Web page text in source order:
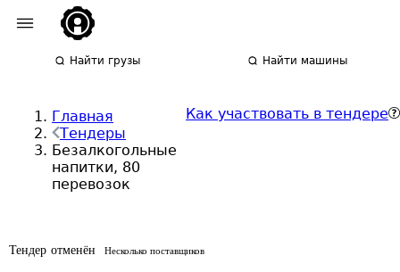
Найти грузы Найти машины
Главная
Тендеры
Безалкогольные
напитки, 80
перевозок
Как участвовать в тендере
Тендер отменён Несколько поставщиков